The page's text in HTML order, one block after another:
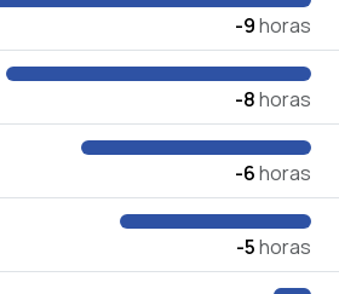
-9horas
-8horas
-6horas
-5horas